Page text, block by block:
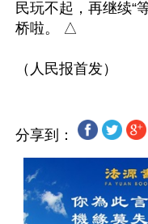
民玩不起，再继续“
桥啦。 △
分享到：